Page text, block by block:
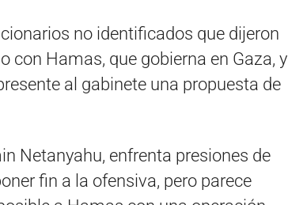
no identificados que dijeron
con Hamas, que gobierna en Gaza, y
al gabinete una propuesta de
Netanyahu, enfrenta presiones de
fin a la ofensiva, pero parece